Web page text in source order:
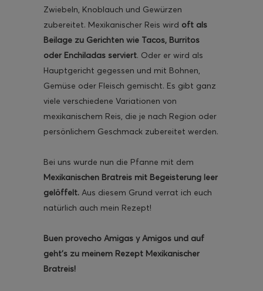
Zwiebeln, Knoblauch und Gewürzen
zubereitet. Mexikanischer Reis wird oft als
Beilage zu Gerichten wie Tacos, Burritos
oder Enchiladas serviert. Oder er wird als
Hauptgericht gegessen und mit Bohnen,
Gemüse oder Fleisch gemischt. Es gibt ganz
viele verschiedene Variationen von
mexikanischem Reis, die je nach Region oder
persönlichem Geschmack zubereitet werden.
Bei uns wurde nun die Pfanne mit dem
Mexikanischen Bratreis mit Begeisterung leer
gelöffelt. Aus diesem Grund verrat ich euch
natürlich auch mein Rezept!
Buen provecho Amigas y Amigos und auf
geht’s zu meinem Rezept Mexikanischer
Bratreis!